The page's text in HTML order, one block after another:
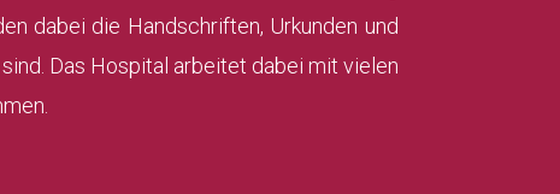
dabei die Handschriften, Urkunden und
Das Hospital arbeitet dabei mit vielen